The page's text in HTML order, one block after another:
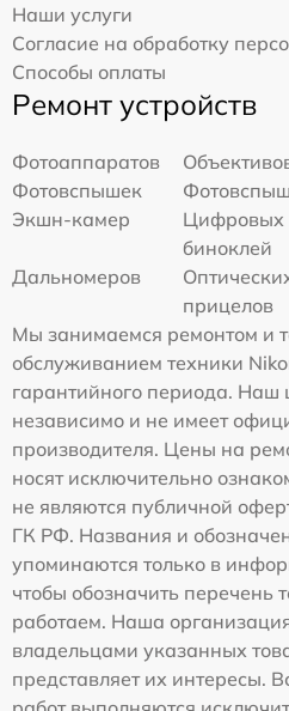
Наши услуги
Согласие на обработку
Способы оплаты
Ремонт устройств
Фотоаппаратов
Фотовспышек
Экшн-камер
Цифровых
биноклей
Дальномеров
прицелов
Мы занимаемся ремонтом и
обслуживанием техники
гарантийного периода. Наш
независимо и не имеет
производителя. Цены на
носят исключительно
не являются публичной
ГК РФ. Названия и
упоминаются только в
чтобы обозначить перечень
работаем. Наша
владельцами указанных
представляет их интересы.